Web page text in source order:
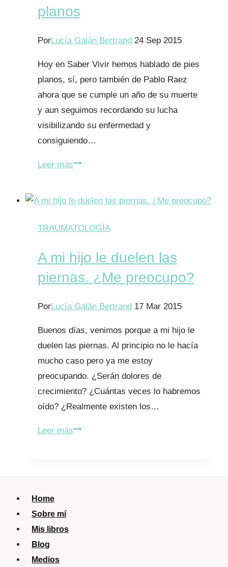
planos
PorLucía Galán Bertrand 24 Sep 2015
Hoy en Saber Vivir hemos hablado de pies
planos, sí, pero también de Pablo Raez
ahora que se cumple un año de su muerte
y aun seguimos recordando su lucha
visibilizando su enfermedad y
consiguiendo…
Leer másDesterrando
TRAUMATOLOGÍA
A mi hijo le duelen las
piernas. ¿Me preocupo?
PorLucía Galán Bertrand 17 Mar 2015
Buenos días, venimos porque a mi hijo le
duelen las piernas. Al principio no le hacía
mucho caso pero ya me estoy
preocupando. ¿Serán dolores de
crecimiento? ¿Cuántas veces lo habremos
oído? ¿Realmente existen los…
Leer másA
Home
Sobre mí
Mis libros
Blog
Medios